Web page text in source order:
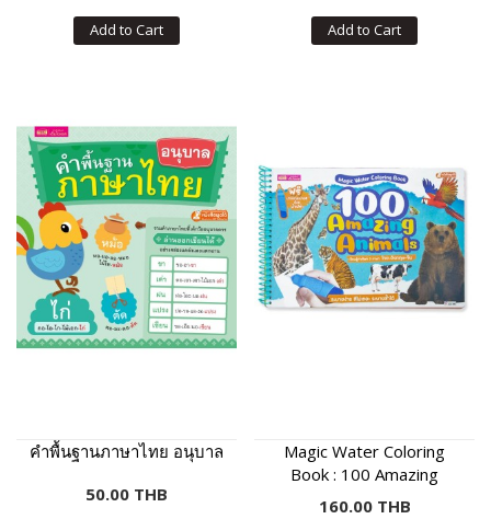
Add to Cart Add to Cart
คำพื้นฐานภาษาไทย อนุบาล
50.00 THB
Magic Water Coloring
Book : 100 Amazing
Animals
160.00 THB